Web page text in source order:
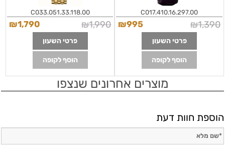
C017.410.16.297.00
₪1,390
₪995
פרטי השעון
הוסף לקופה
C033.051.33.118.00
₪1,990
₪1,790
פרטי השעון
הוסף לקופה
מוצרים אחרונים שנצפו
הוספת חוות דעת